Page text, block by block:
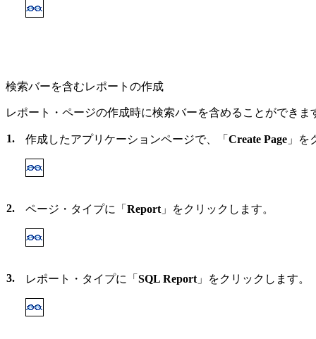
検索バーを含むレポートの作成
レポート・ページの作成時に検索バーを含めることができ
1. 作成したアプリケーションページで、「 Create Page 」を
2. ページ・タイプに「 Report 」をクリックします。
3. レポート・タイプに「 SQL Report 」をクリックします。